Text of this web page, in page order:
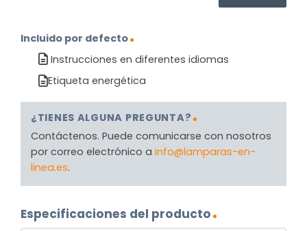
Incluido por defecto
Instrucciones en diferentes idiomas
Etiqueta energética
¿TIENES ALGUNA PREGUNTA?
Contáctenos. Puede comunicarse con nosotros
por correo electrónico a info@lamparas-en-
linea.es.
Especificaciones del producto